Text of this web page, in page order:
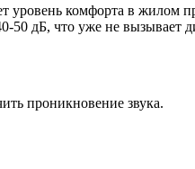
уровень комфорта в жилом
50 дБ, что уже не вызывает
проникновение звука.